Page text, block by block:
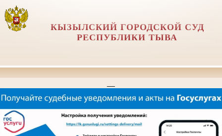
КЫЗЫЛСКИЙ ГОРОДСКОЙ СУД
РЕСПУБЛИКИ ТЫВА